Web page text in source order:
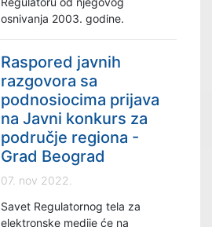
osnivanja 2003. godine.
Raspored javnih
razgovora sa
podnosiocima prijava
na Javni konkurs za
područje regiona -
Grad Beograd
07. nov 2022.
Savet Regulatornog tela za
elektronske medije će na